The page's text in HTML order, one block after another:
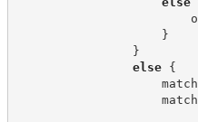
}
}
else {